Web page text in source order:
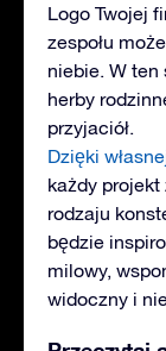
Logo Twojej
zespołu
niebie. W
herby
przyjaciół.
Dzięki
każdy
rodzaju
będzie
milowy,
widoczny i